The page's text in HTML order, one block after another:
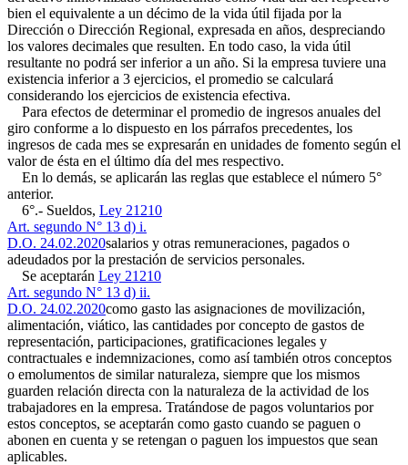
bien el equivalente a un décimo de la vida útil fijada por la
Dirección o Dirección Regional, expresada en años, despreciando
los valores decimales que resulten. En todo caso, la vida útil
resultante no podrá ser inferior a un año. Si la empresa tuviere una
existencia inferior a 3 ejercicios, el promedio se calculará
considerando los ejercicios de existencia efectiva.
Para efectos de determinar el promedio de ingresos anuales del
giro conforme a lo dispuesto en los párrafos precedentes, los
ingresos de cada mes se expresarán en unidades de fomento según el
valor de ésta en el último día del mes respectivo.
En lo demás, se aplicarán las reglas que establece el número 5°
anterior.
6°.- Sueldos, Ley 21210
Art. segundo N° 13 d) i.
D.O. 24.02.2020salarios y otras remuneraciones, pagados o
adeudados por la prestación de servicios personales.
Se aceptarán Ley 21210
Art. segundo N° 13 d) ii.
D.O. 24.02.2020como gasto las asignaciones de movilización,
alimentación, viático, las cantidades por concepto de gastos de
representación, participaciones, gratificaciones legales y
contractuales e indemnizaciones, como así también otros conceptos
o emolumentos de similar naturaleza, siempre que los mismos
guarden relación directa con la naturaleza de la actividad de los
trabajadores en la empresa. Tratándose de pagos voluntarios por
estos conceptos, se aceptarán como gasto cuando se paguen o
abonen en cuenta y se retengan o paguen los impuestos que sean
aplicables.